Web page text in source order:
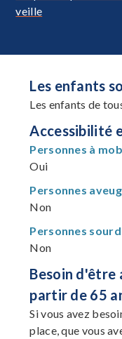
veille
Les enfants
Les enfants de
Accessibilité
Personnes à
Oui
Personnes
Non
Personnes
Non
Besoin d'être
partir de 65
Si vous avez
place, que vous